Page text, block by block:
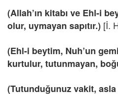
(Allah’ın kitabı ve Ehl-i
olur, uymayan sapıtır.) [İ.
(Ehl-i beytim, Nuh’un
kurtulur, tutunmayan,
(Tutunduğunuz vakit,